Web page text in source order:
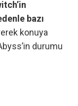
bazı
konuya
durumu